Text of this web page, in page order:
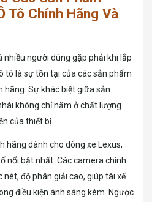
Tô Chính Hãng Và
người dùng gặp phải khi lắp
tô là sự tồn tại của các sản phẩm
hãng. Sự khác biệt giữa sản
không chỉ nằm ở chất lượng
của thiết bị.
hãng dành cho dòng xe Lexus,
nổi bật nhất. Các camera chính
nét, độ phân giải cao, giúp tài xế
điều kiện ánh sáng kém. Ngược